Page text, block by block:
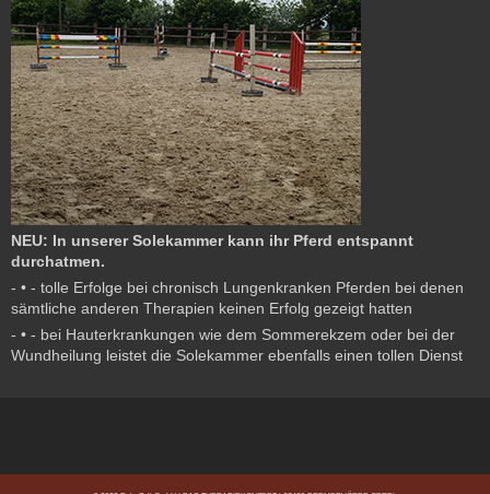
NEU: In unserer Solekammer kann ihr Pferd entspannt
durchatmen.
- • - tolle Erfolge bei chronisch Lungenkranken Pferden bei denen
sämtliche anderen Therapien keinen Erfolg gezeigt hatten
- • - bei Hauterkrankungen wie dem Sommerekzem oder bei der
Wundheilung leistet die Solekammer ebenfalls einen tollen Dienst